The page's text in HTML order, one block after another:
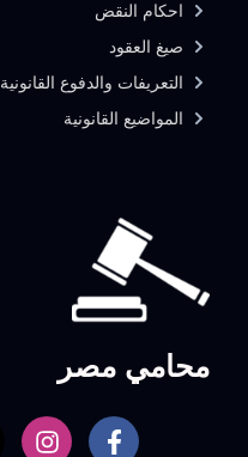
محامي مصر
احكام النقض
صيغ العقود
التعريفات والدفوع القانونية
المواضيع القانونية